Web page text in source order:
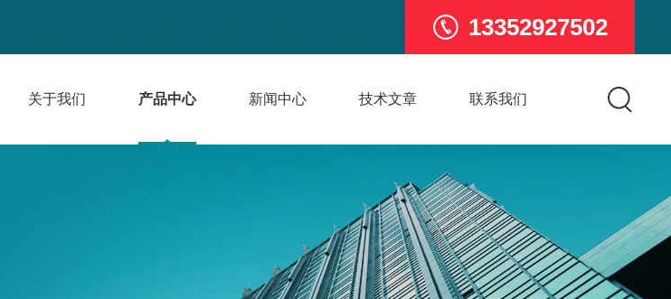
13352927502
关于我们 产品中心 新闻中心 技术文章 联系我们